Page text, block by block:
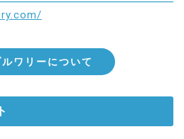
ワリーについて